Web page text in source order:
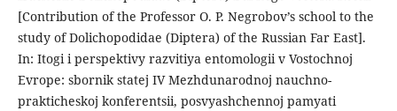
[Contribution of the Professor O. P. Negrobov’s school to the
study of Dolichopodidae (Diptera) of the Russian Far East].
In: Itogi i perspektivy razvitiya entomologii v Vostochnoj
Evrope: sbornik statej IV Mezhdunarodnoj nauchno-
prakticheskoj konferentsii, posvyashchennoj pamyati